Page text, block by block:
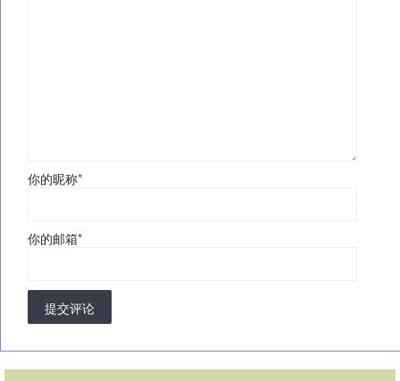
你的昵称*
你的邮箱*
提交评论